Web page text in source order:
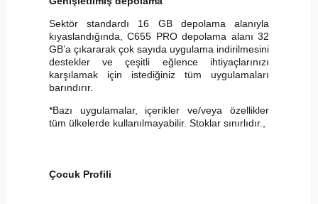
Sektör standardı 16 GB depolama alanıyla
kıyaslandığında, C655 PRO depolama alanı 32
GB’a çıkararak çok sayıda uygulama indirilmesini
destekler ve çeşitli eğlence ihtiyaçlarınızı
karşılamak için istediğiniz tüm uygulamaları
barındırır.
*Bazı uygulamalar, içerikler ve/veya özellikler
tüm ülkelerde kullanılmayabilir. Stoklar sınırlıdır.,
Çocuk Profili